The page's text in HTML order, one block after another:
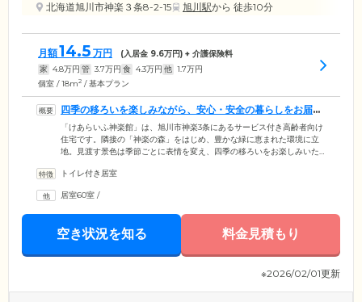
北海道旭川市神楽３条8-2-15
旭川駅から 徒歩10分
月額14.5 万円 (入居金 9.6万円) + 介護保険料
家 4.8万円 管 3.7万円 食 4.3万円 他 1.7万円
個室 / 18m2 / 基本プラン
四季の移ろいを楽しみながら、安心・安全の暮らしをお届け
する住まいです
「けあらいふ神楽館」は、旭川市神楽3条にあるサービス付き高齢者向け
住宅です。隣接の「神楽の森」をはじめ、豊かな緑に恵まれた環境に立
地。見渡す景色は季節ごとに表情を変え、四季の移ろいをお楽しみいた
有スペースとして明るく開放的なダイニングや、お好きな曲を楽しめる
す。もちろんその日の気分に合わせて、外食やお散歩に出かけることも
自由です。いつまでもご自身のペースで、心豊かな毎日をお過ごしくだ
スタッフが駆け付けます。
トイレ付き居室
居室60室 /
空き状況を知る 料金見積もり
※2026/02/01更新